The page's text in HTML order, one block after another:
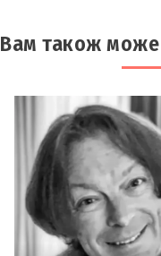
Вам також може